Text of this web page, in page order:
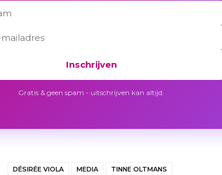
Inschrijven
Gratis & geen spam - uitschrijven kan altijd.
DÉSIRÉE VIOLA MEDIA TINNE OLTMANS